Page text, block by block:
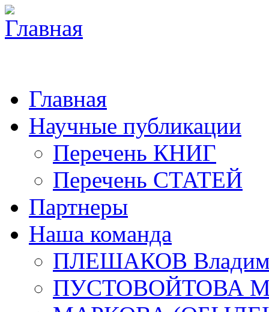
Главная
Научные публикации
Перечень КНИГ
Перечень СТАТЕЙ
Партнеры
Наша команда
ПЛЕШАКОВ
ПУСТОВОЙТОВА